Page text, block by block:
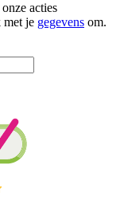
acties
met je gegevens om.